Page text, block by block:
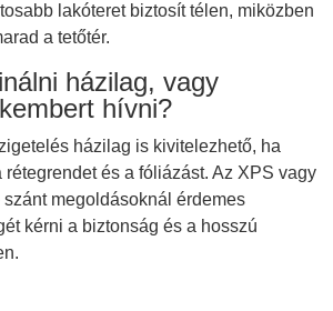
lakóteret biztosít télen, miközben
a tetőtér.
házilag, vagy
hívni?
házilag is kivitelezhető, ha
rétegrendet és a fóliázást. Az XPS vagy
megoldásoknál érdemes
kérni a biztonság és a hosszú